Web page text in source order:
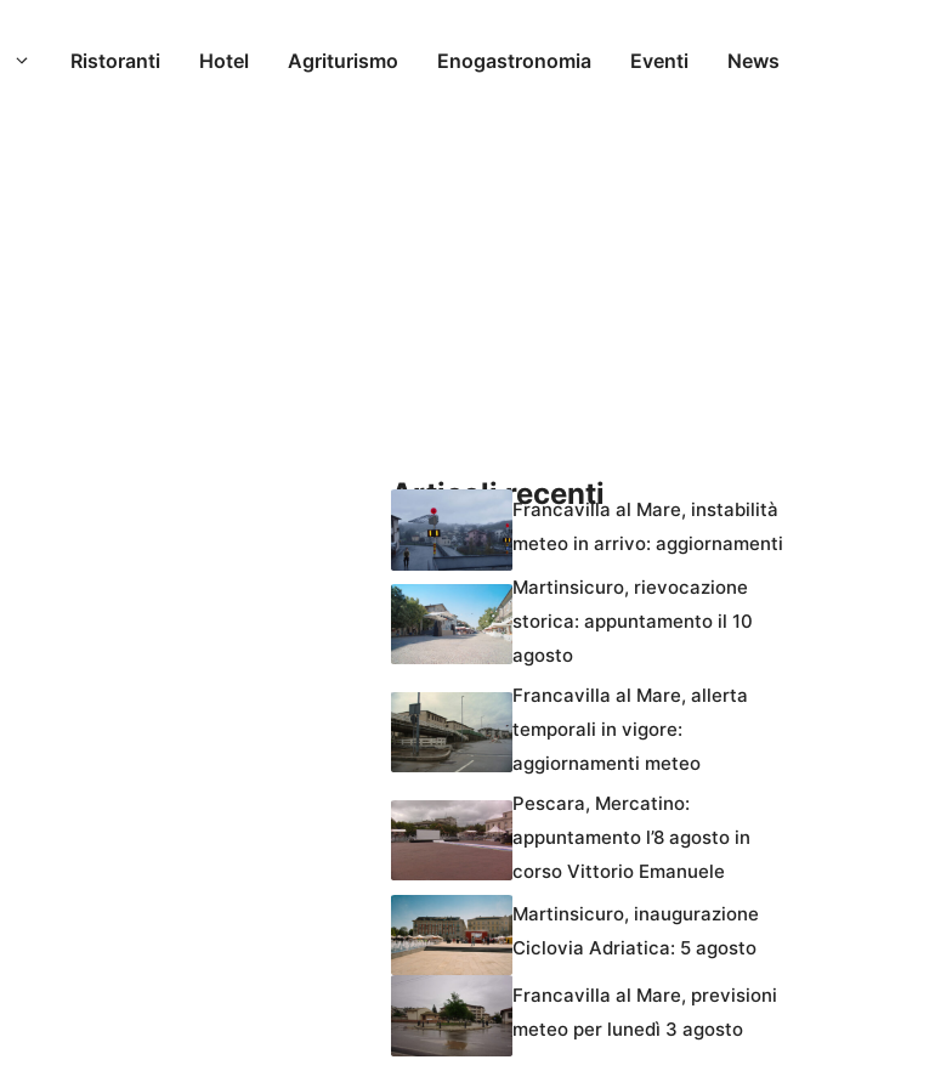
Ristoranti Hotel Agriturismo Enogastronomia Eventi News
Articoli recentiFrancavilla al Mare, instabilità
meteo in arrivo: aggiornamenti
Martinsicuro, rievocazione
storica: appuntamento il 10
agosto
Francavilla al Mare, allerta
temporali in vigore:
aggiornamenti meteo
Pescara, Mercatino:
appuntamento l’8 agosto in
corso Vittorio Emanuele
Martinsicuro, inaugurazione
Ciclovia Adriatica: 5 agosto
Francavilla al Mare, previsioni
meteo per lunedì 3 agosto